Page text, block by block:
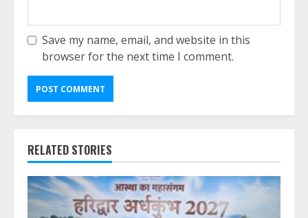
Save my name, email, and website in this
browser for the next time I comment.
RELATED STORIES